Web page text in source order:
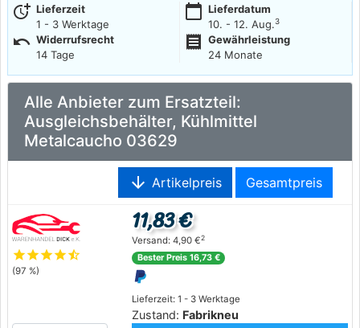
more_time Lieferzeit
1 - 3 Werktage
calendar_today Lieferdatum
10. - 12. Aug.3
undo Widerrufsrecht
14 Tage
receipt
Gewährleistung
24 Monate
Alle Anbieter zum Ersatzteil:
Ausgleichsbehälter, Kühlmittel
Metalcaucho 03629
arrow_downward Artikelpreis Gesamtpreis
starstarstarstarstar_half
(97 %)
Lieferzeit: 1 - 3 Werktage
Zustand: Fabrikneu
11,83 €
Versand: 4,90 €2
Bester Preis 16,73 €